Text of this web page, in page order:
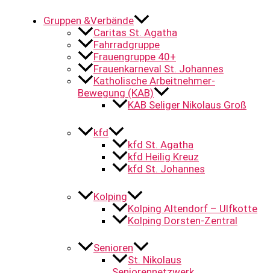
Gruppen &Verbände
Caritas St. Agatha
Fahrradgruppe
Frauengruppe 40+
Frauenkarneval St. Johannes
Katholische Arbeitnehmer-
Bewegung (KAB)
KAB Seliger Nikolaus Groß
kfd
kfd St. Agatha
kfd Heilig Kreuz
kfd St. Johannes
Kolping
Kolping Altendorf – Ulfkotte
Kolping Dorsten-Zentral
Senioren
St. Nikolaus